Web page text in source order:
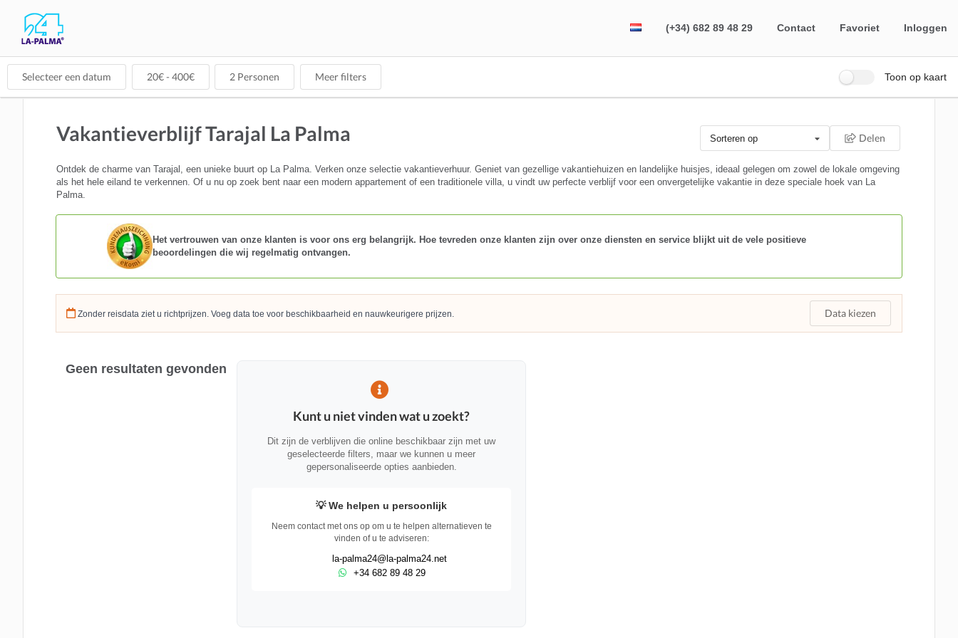
(+34) 682 89 48 29 Contact Favoriet Inloggen
Selecteer een datum 20€ - 400€ 2 Personen Meer filters Toon op kaart
Vakantieverblijf Tarajal La Palma Sorteren op Delen
Ontdek de charme van Tarajal, een unieke buurt op La Palma. Verken onze selectie vakantieverhuur. Geniet van gezellige vakantiehuizen en landelijke huisjes, ideaal gelegen om zowel de lokale omgeving
als het hele eiland te verkennen. Of u nu op zoek bent naar een modern appartement of een traditionele villa, u vindt uw perfecte verblijf voor een onvergetelijke vakantie in deze speciale hoek van La
Palma.
Het vertrouwen van onze klanten is voor ons erg belangrijk. Hoe tevreden onze klanten zijn over onze diensten en service blijkt uit de vele positieve
beoordelingen die wij regelmatig ontvangen.
Zonder reisdata ziet u richtprijzen. Voeg data toe voor beschikbaarheid en nauwkeurigere prijzen. Data kiezen
Geen resultaten gevonden
Kunt u niet vinden wat u zoekt?
Dit zijn de verblijven die online beschikbaar zijn met uw
geselecteerde filters, maar we kunnen u meer
gepersonaliseerde opties aanbieden.
💡 We helpen u persoonlijk
Neem contact met ons op om u te helpen alternatieven te
vinden of u te adviseren:
la-palma24@la-palma24.net
+34 682 89 48 29